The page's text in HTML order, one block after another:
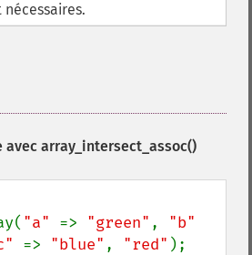
avec array_intersect_assoc()
"a" => "green" ,
=> "blue" , "red"